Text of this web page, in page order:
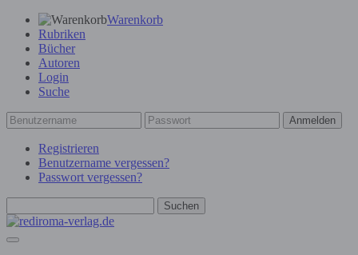
Warenkorb
Rubriken
Bücher
Autoren
Login
Suche
Anmelden
Registrieren
Benutzername vergessen?
Passwort vergessen?
Suchen